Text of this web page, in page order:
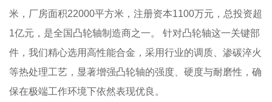
米，厂房面积22000平方米，注册资本1100万元，总投资超
1亿元，是全国凸轮轴制造商之一。 针对凸轮轴这一关键部
件，我们精心选用高性能合金，采用行业的调质、渗碳淬火
等热处理工艺，显著增强凸轮轴的强度、硬度与耐磨性，确
保在极端工作环境下依然表现优良。